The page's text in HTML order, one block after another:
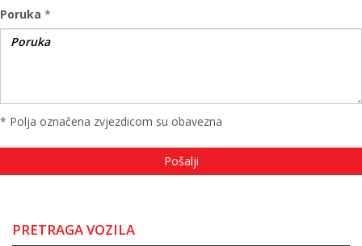
Poruka *
* Polja označena zvjezdicom su obavezna
PRETRAGA VOZILA